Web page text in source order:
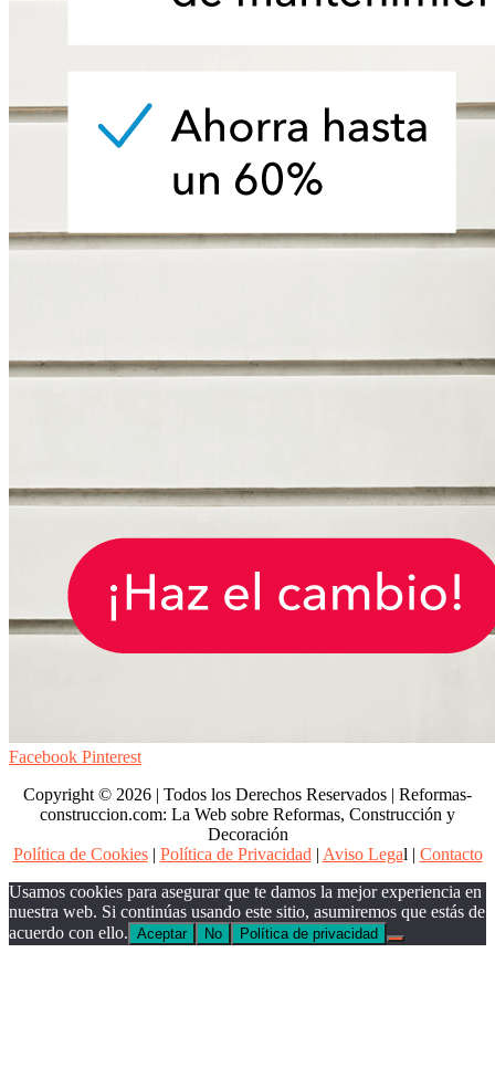
Facebook Pinterest
Copyright © 2026 | Todos los Derechos Reservados | Reformas-
construccion.com: La Web sobre Reformas, Construcción y
Decoración
Política de Cookies| Política de Privacidad | Aviso Legal | Contacto
Usamos cookies para asegurar que te damos la mejor experiencia en
nuestra web. Si continúas usando este sitio, asumiremos que estás de
acuerdo con ello. Aceptar No Política de privacidad